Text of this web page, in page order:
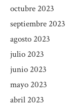
octubre 2023
septiembre 2023
agosto 2023
julio 2023
junio 2023
mayo 2023
abril 2023